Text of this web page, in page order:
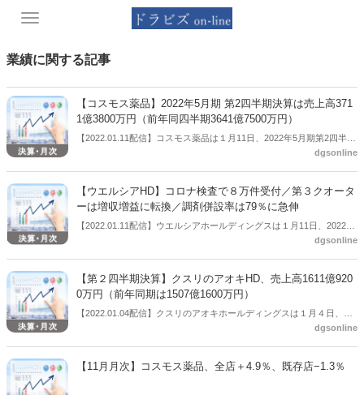
Toggle
業績に関する記事
【コスモス薬品】2022年5月期 第2四半期決算は売上高371
1億3800万円（前年同四半期3641億7500万円）
【2022.01.11配信】コスモス薬品は１月11日、2022年5月期第2四半期
の連結業績（2021年6月1日～2021年11月30日）を公表した。それに
円）、営業利益149億7900万円（前年同四半期は182億920万円）、経
常利益164億940万円（前年同四半期は195億4700万円）、親会社株主
に帰属する四半期純利益112億450万円（前年同四半期は130億720万
円）だった。当第１四半期連結会計期間の期首より「収益認識に関す
る会計基準」等を適用しているため、当該基準等適用前の実績値に対
する増減率は記載していない。
dgsonline
【ウエルシアHD】コロナ検査で８万件受付／第３クオータ
ーは増収増益に転換／調剤併設率は79％に急伸
【2022.01.11配信】ウエルシアホールディングスは１月11日、2022年
２月期第３四半期の決算説明会をオンラインで行った。この中で、コ
の対応状況を説明し、12月24日開始から１月９日までに８万件の検査
を受け付けたとした。第３四半期決算は増収減益も、第３クオーター
単独では増収増益に転じた。調剤併設は前年同期から大きく伸ばし併
設率は79％を超えた。リフィル処方箋導入への影響を記者に聞かれる
と、「土曜開局や部分的には日曜開局を進めている。ウエルシアはど
こでも処方箋を受け付けられるという状況を目指す」と方針を述べ
た。
dgsonline
【第２四半期決算】クスリのアオキHD、売上高1611億920
0万円（前年同期は1507億1600万円）
【2022.01.04配信】クスリのアオキホールディングスは１月４日、
2022年５月期第２四半期の連結業績（2021年５月21日～2021年11月
期は1507億1600万円）、営業利益68億５00万円（前年同期は84億
8100万円）、経常利益71億3700万円（前年同期は87億4800万円）、
dgsonline
【11月月次】コスモス薬品、全店＋4.9％、既存店−1.3％